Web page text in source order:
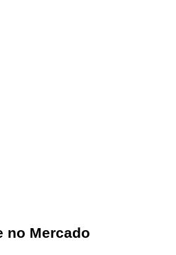
no Mercado